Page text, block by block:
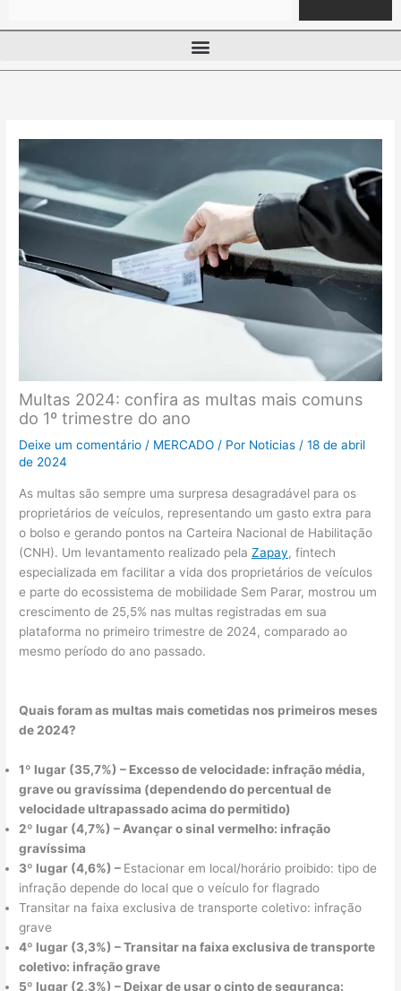
Multas 2024: confira as multas mais comuns
do 1º trimestre do ano
Deixe um comentário / MERCADO / Por Noticias /18 de abril
de 2024
As multas são sempre uma surpresa desagradável para os
proprietários de veículos, representando um gasto extra para
o bolso e gerando pontos na Carteira Nacional de Habilitação
(CNH). Um levantamento realizado pelaZapay, fintech
especializada em facilitar a vida dos proprietários de veículos
e parte do ecossistema de mobilidade Sem Parar, mostrou um
crescimento de 25,5% nas multas registradas em sua
plataforma no primeiro trimestre de 2024, comparado ao
mesmo período do ano passado.
Quais foram as multas mais cometidas nos primeiros meses
de 2024?
1º lugar (35,7%) – Excesso de velocidade: infração média,
grave ou gravíssima (dependendo do percentual de
velocidade ultrapassado acima do permitido)
2º lugar (4,7%) – Avançar o sinal vermelho: infração
gravíssima
3º lugar (4,6%) – Estacionar em local/horário proibido: tipo de
infração depende do local que o veículo for flagrado
Transitar na faixa exclusiva de transporte coletivo: infração
grave
4º lugar (3,3%) – Transitar na faixa exclusiva de transporte
coletivo: infração grave
5º lugar (2,3%) – Deixar de usar o cinto de segurança: